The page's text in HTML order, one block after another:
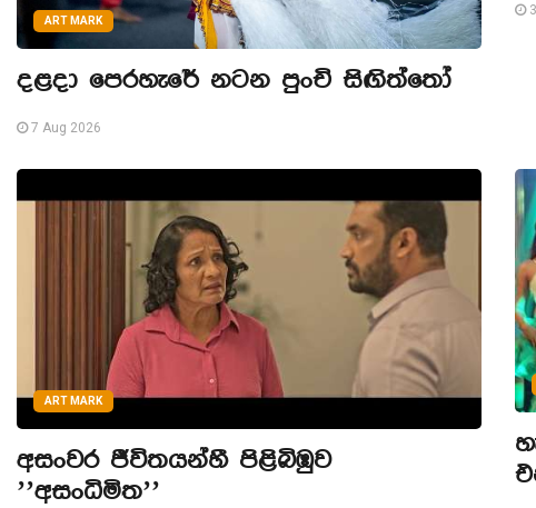
ART MARK
දළදා පෙරහැරේ නටන පුංචි සිඟිත්තෝ
7 Aug 2026
ART MARK
අසංවර ජීවිතයන්හී පිළිබිඹුව
’’අසංධිමිත’’